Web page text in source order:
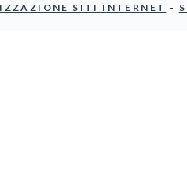
SITI INTERNET -